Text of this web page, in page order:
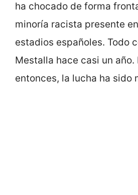
ha chocado de forma
minoría racista presente
estadios españoles. Todo
Mestalla hace casi un año.
entonces, la lucha ha sido